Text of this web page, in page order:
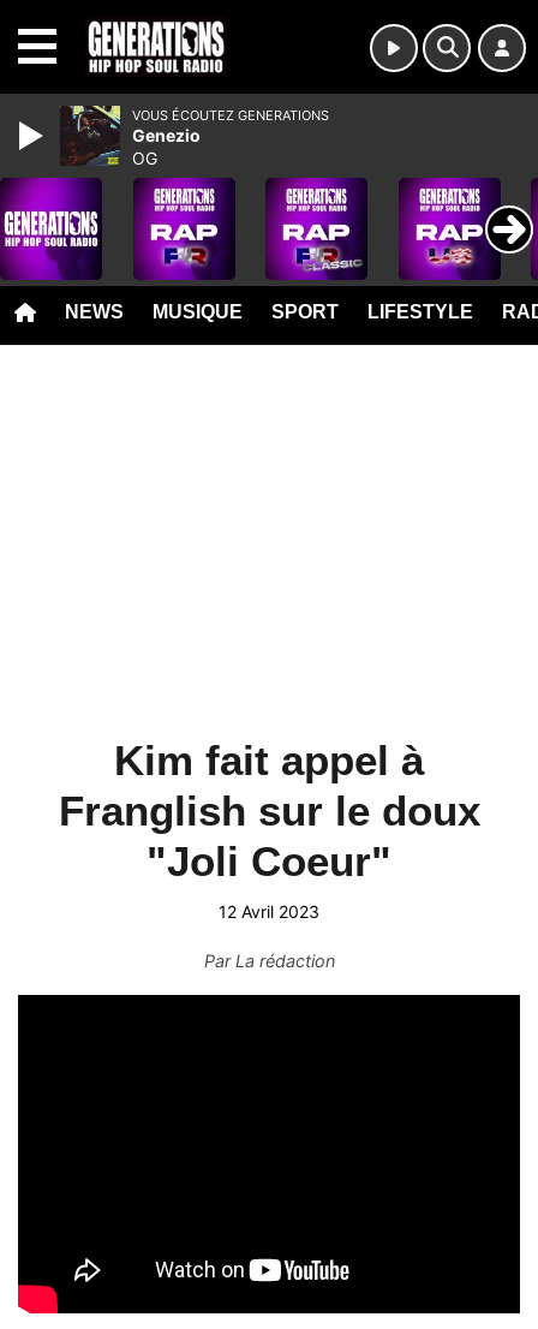
NEWS MUSIQUE SPORT LIFESTYLE
Kim fait appel à
Franglish sur le doux
"Joli Coeur"
12 Avril 2023
ParLa rédaction
VOUS ÉCOUTEZ GENERATIONS
Genezio
OG